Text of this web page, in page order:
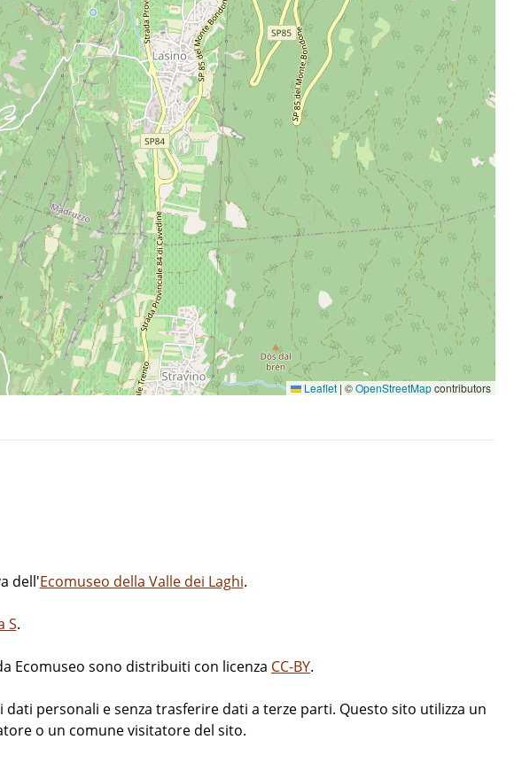
Leaflet | ©OpenStreetMapcontributors
dell'Ecomuseo della Valle dei Laghi.
S.
Ecomuseo sono distribuiti con licenza CC-BY.
personali e senza trasferire dati a terze parti. Questo sito utilizza un
o un comune visitatore del sito.